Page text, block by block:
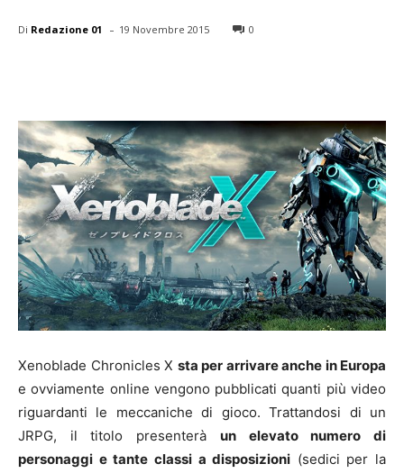
Di Redazione 01 - 19 Novembre 2015 0
Xenoblade Chronicles X sta per arrivare anche in Europa
e ovviamente online vengono pubblicati quanti più video
riguardanti le meccaniche di gioco. Trattandosi di un
JRPG, il titolo presenterà un elevato numero di
personaggi e tante classi a disposizioni (sedici per la